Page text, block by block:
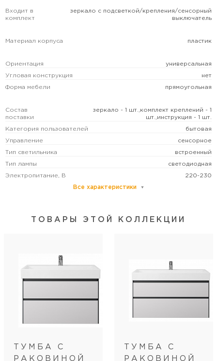
Входит в
комплект
зеркало с подсветкой/крепления/сенсорный
выключатель
Материал корпуса пластик
Ориентация универсальная
Угловая конструкция нет
Форма мебели прямоугольная
Состав
поставки
зеркало - 1 шт.,комплект креплений - 1
шт.,инструкция - 1 шт.
Категория пользователей бытовая
Управление сенсорное
Тип светильника встроенный
Тип лампы светодиодная
Электропитание, В 220-230
Система хранения
Монтаж
Все характеристики
ТОВАРЫ ЭТОЙ КОЛЛЕКЦИИ
ТУМБА С
РАКОВИНОЙ
ТУМБА С
РАКОВИНОЙ